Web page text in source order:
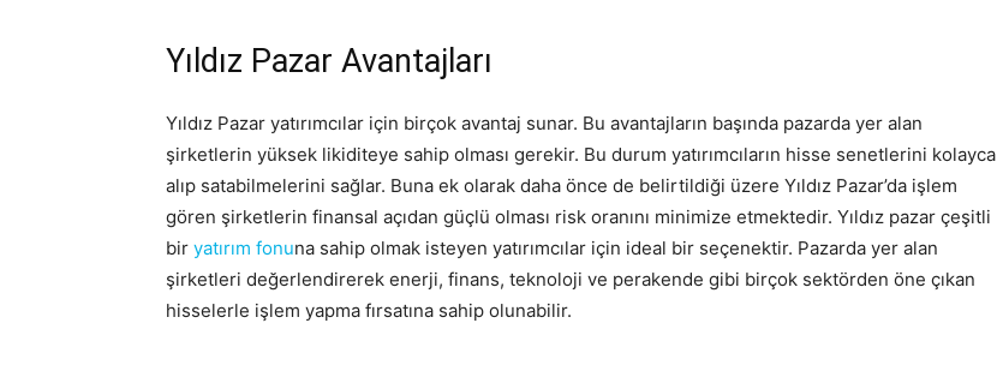
Yıldız Pazar Avantajları
Yıldız Pazar yatırımcılar için birçok avantaj sunar. Bu avantajların başında pazarda yer alan
şirketlerin yüksek likiditeye sahip olması gerekir. Bu durum yatırımcıların hisse senetlerini kolayca
alıp satabilmelerini sağlar. Buna ek olarak daha önce de belirtildiği üzere Yıldız Pazar’da işlem
gören şirketlerin finansal açıdan güçlü olması risk oranını minimize etmektedir. Yıldız pazar çeşitli
bir yatırım fonuna sahip olmak isteyen yatırımcılar için ideal bir seçenektir. Pazarda yer alan
şirketleri değerlendirerek enerji, finans, teknoloji ve perakende gibi birçok sektörden öne çıkan
hisselerle işlem yapma fırsatına sahip olunabilir.